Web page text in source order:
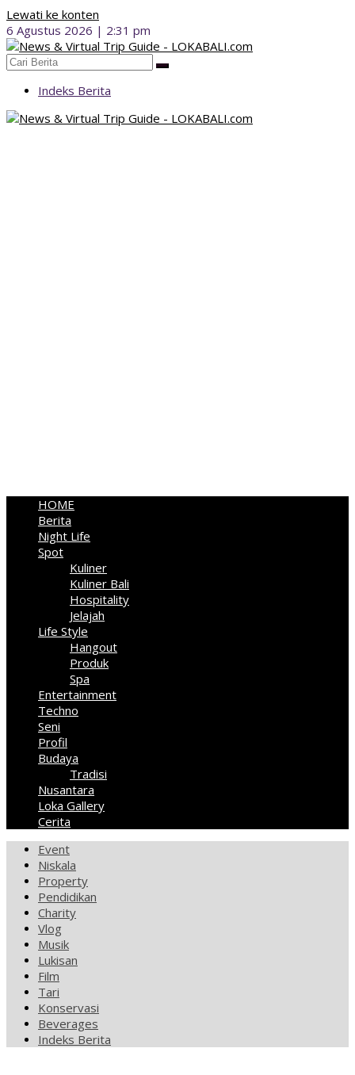
Lewati ke konten
6 Agustus 2026 | 2:31 pm
Indeks Berita
HOME
Berita
Night Life
Spot
Kuliner
Kuliner Bali
Hospitality
Jelajah
Life Style
Hangout
Produk
Spa
Entertainment
Techno
Seni
Profil
Budaya
Tradisi
Nusantara
Loka Gallery
Cerita
Event
Niskala
Property
Pendidikan
Charity
Vlog
Musik
Lukisan
Film
Tari
Konservasi
Beverages
Indeks Berita